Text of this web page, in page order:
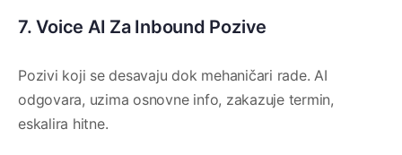
7. Voice AI Za Inbound Pozive
Pozivi koji se desavaju dok mehaničari rade. AI
odgovara, uzima osnovne info, zakazuje termin,
eskalira hitne.